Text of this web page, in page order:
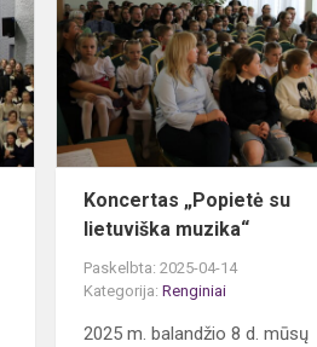
jaunių
chorų
festivalis
„Lietuva
–
dainoje...
Koncertas „Popietė su
lietuviška muzika“
Paskelbta: 2025-04-14
Kategorija:Renginiai
2025 m. balandžio 8 d. mūsų